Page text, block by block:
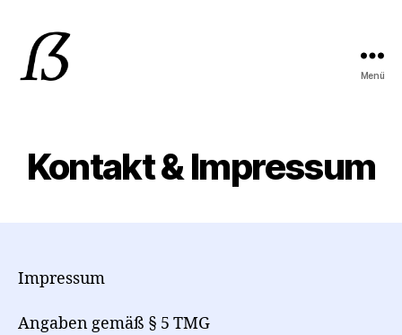
Consulting
Menü
Kontakt & Impressum
Impressum
Angaben gemäß § 5 TMG